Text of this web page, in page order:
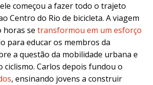
começou a fazer todo o trajeto
Centro do Rio de bicicleta. A viagem
horas se transformou em um esforço
para educar os membros da
a questão da mobilidade urbana e
ciclismo. Carlos depois fundou o
, ensinando jovens a construir